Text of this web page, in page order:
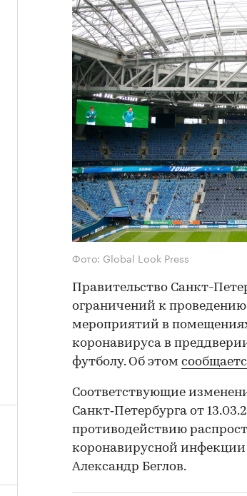
Фото: Global Look Press
Правительство Санкт-
ограничений к
мероприятий в
коронавируса в
футболу. Об этом
Соответствующие
Санкт‑Петербурга от
противодействию
коронавирусной инфекции
Александр Беглов.